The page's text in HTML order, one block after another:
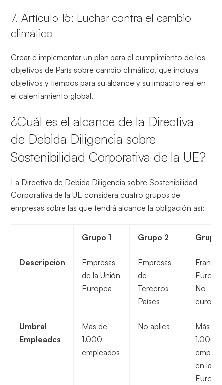
7. Artículo 15: Luchar contra el cambio
climático
Crear e implementar un plan para el cumplimiento de los
objetivos de París sobre cambio climático, que incluya
objetivos y tiempos para su alcance y su impacto real en
el calentamiento global.
¿Cuál es el alcance de la Directiva
de Debida Diligencia sobre
Sostenibilidad Corporativa de la UE?
La Directiva de Debida Diligencia sobre Sostenibilidad
Corporativa de la UE considera cuatro grupos de
empresas sobre las que tendrá alcance la obligación así:
Grupo 1 Grupo 2 Grupo
Descripción
Empresas
de la Unión
Europea
Empresas
de
Terceros
Países
No
Umbral
Empleados
Más de
1.000
empleados
No aplica
Más de
1.000
en la